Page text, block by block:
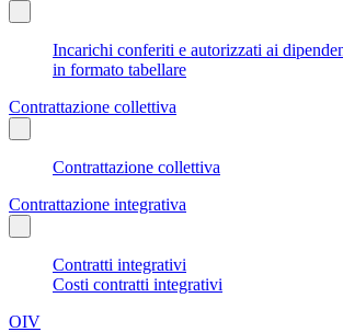
Incarichi conferiti e autorizzati ai
in formato tabellare
Contrattazione collettiva
Contrattazione collettiva
Contrattazione integrativa
Contratti integrativi
Costi contratti integrativi
OIV